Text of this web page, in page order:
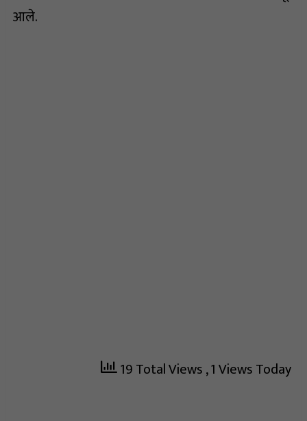
आले.
19 Total Views, 1 Views Today